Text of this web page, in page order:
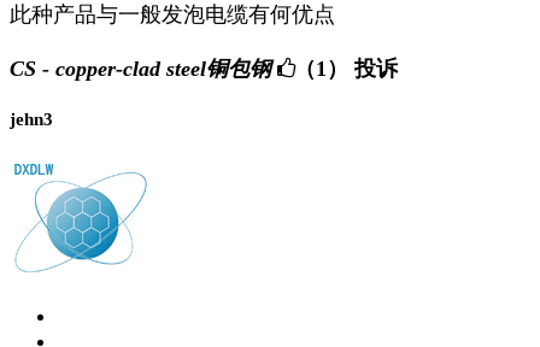
此种产品与一般发泡电缆有何优点
CS - copper-clad steel铜包钢 （1） 投诉
jehn3